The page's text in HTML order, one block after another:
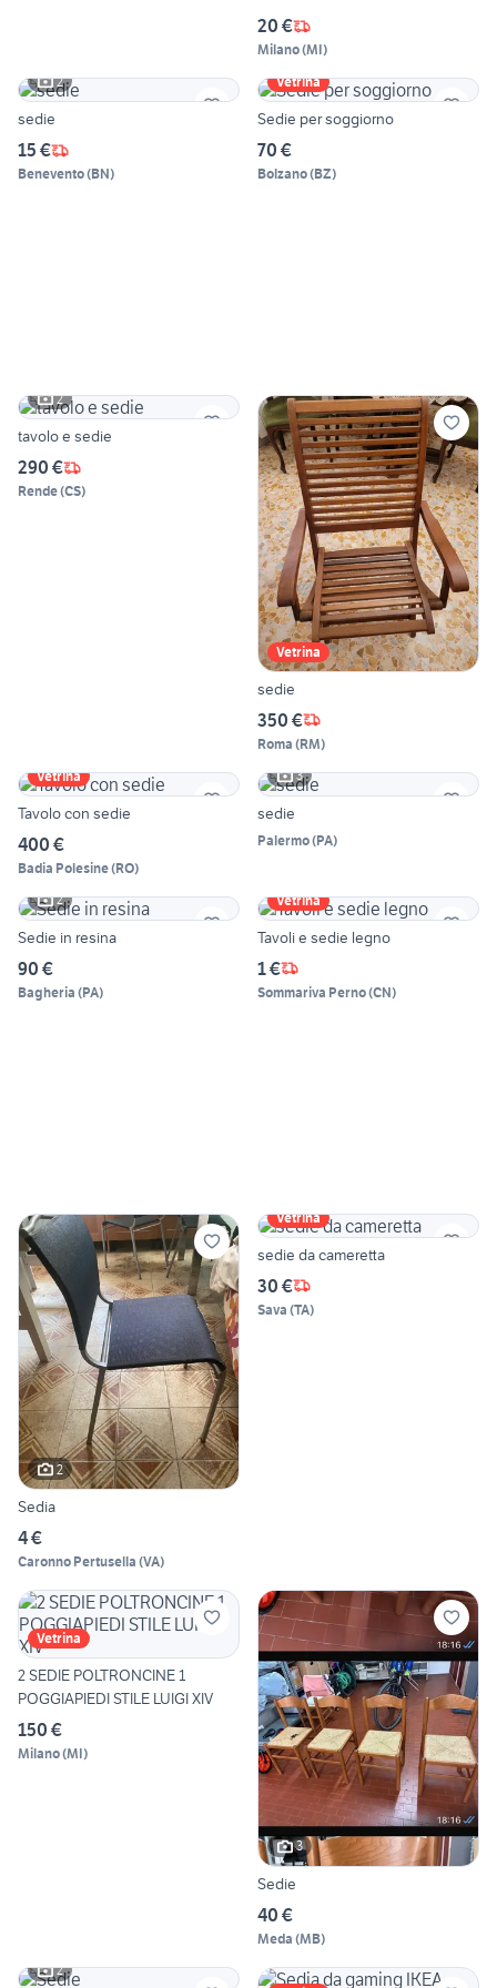
20 €
Milano(MI)
2
sedie
15 €
Benevento(BN)
Vetrina
Sedie per soggiorno
70 €
Bolzano(BZ)
2
tavolo e sedie
290 €
Rende(CS)
Vetrina
sedie
350 €
Roma (RM)
Vetrina
Tavolo con sedie
400 €
Badia Polesine(RO)
3
sedie
Palermo(PA)
2
Sedie in resina
90 €
Bagheria (PA)
Vetrina
Tavoli e sedie legno
1 €
Sommariva Perno(CN)
2
Sedia
4 €
Caronno Pertusella (VA)
Vetrina
sedie da cameretta
30 €
Sava (TA)
Vetrina
2 SEDIE POLTRONCINE 1
POGGIAPIEDI STILE LUIGI XIV
150 €
Milano(MI)
3
Sedie
40 €
Meda (MB)
2